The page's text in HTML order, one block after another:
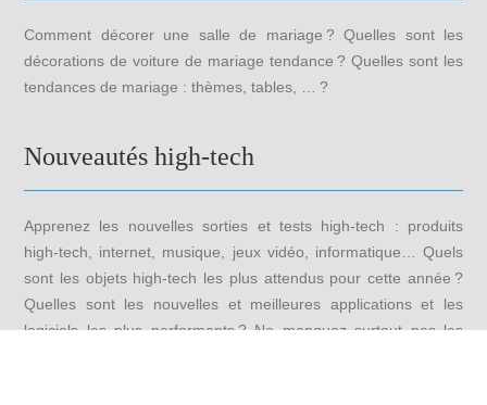
Comment décorer une salle de mariage ? Quelles sont les
décorations de voiture de mariage tendance ? Quelles sont les
tendances de mariage : thèmes, tables, … ?
Nouveautés high-tech
Apprenez les nouvelles sorties et tests high-tech : produits
high-tech, internet, musique, jeux vidéo, informatique… Quels
sont les objets high-tech les plus attendus pour cette année ?
Quelles sont les nouvelles et meilleures applications et les
logiciels les plus performants ? Ne manquez surtout pas les